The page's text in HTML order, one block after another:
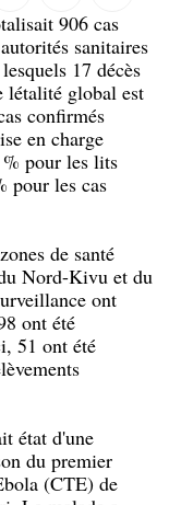
906 cas
sanitaires
17 décès
létalité global est
confirmés
en charge
pour les lits
pour les cas
de santé
Nord-Kivu et du
ont
ont été
51 ont été
état d'une
du premier
(CTE) de